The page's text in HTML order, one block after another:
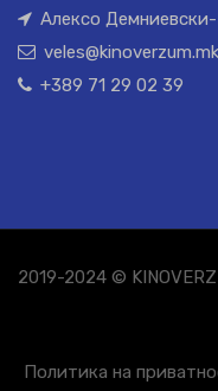
Алексо
veles@kinoverzum.mk
+389 71 29 02 39
2019-2024 ©
Политика на